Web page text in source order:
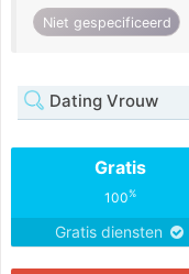
Niet gespecificeerd
Dating Vrouw
Gratis
100%
Gratis diensten